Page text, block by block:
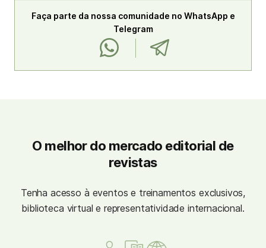
Faça parte da nossa comunidade no WhatsApp e
Telegram
O melhor do mercado editorial de
revistas
Tenha acesso à eventos e treinamentos exclusivos,
biblioteca virtual e representatividade internacional.